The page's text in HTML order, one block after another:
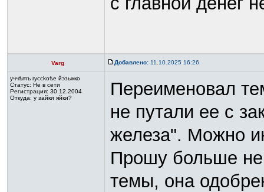
Varg Добавлено: 11.10.2025 16:26
yччѣmъ rycckoѣе йэзыккo
Статус: Не в сети
Регистрация: 30.12.2004
Откуда: у зайки яйки?
Переименовал
не путали ее с
железа". Можно
Прошу больше
темы, она